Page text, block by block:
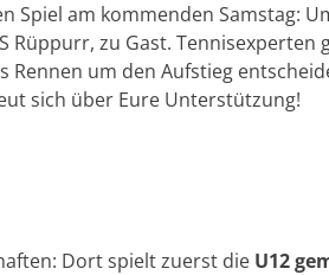
Spiel am kommenden Samstag:
Rüppurr, zu Gast. Tennisexperten
Rennen um den Aufstieg
sich über Eure Unterstützung!
Dort spielt zuerst die U12